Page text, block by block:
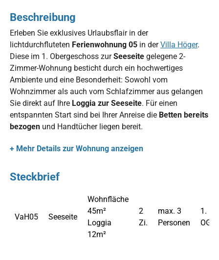
Beschreibung
Erleben Sie exklusives Urlaubsflair in der
lichtdurchfluteten Ferienwohnung 05 in derVilla Höger.
Diese im 1. Obergeschoss zurSeeseite gelegene 2-
Zimmer-Wohnung besticht durch ein hochwertiges
Ambiente und eine Besonderheit: Sowohl vom
Wohnzimmer als auch vom Schlafzimmer aus gelangen
Sie direkt auf Ihre Loggia zur Seeseite. Für einen
entspannten Start sind bei Ihrer Anreise die Betten bereits
bezogen und Handtücher liegen bereit.
+ Mehr Details zur Wohnung anzeigen
Steckbrief
VaH05 Seeseite
Wohnfläche
45m²
Loggia
12m²
2
Zi.
max. 3
Personen
1.
OG